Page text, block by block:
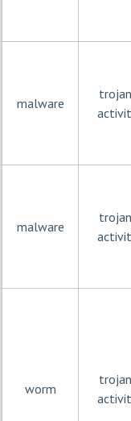
malware
malware
worm